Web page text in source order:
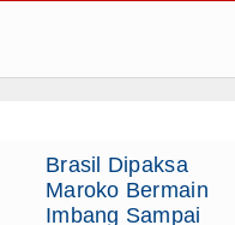
Brasil Dipaksa
Maroko Bermain
Imbang Sampai